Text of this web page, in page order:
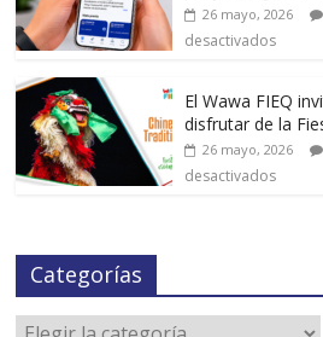
26 mayo, 2026
desactivados
El Wawa FIEQ
disfrutar de la
26 mayo, 2026
desactivados
Categorías